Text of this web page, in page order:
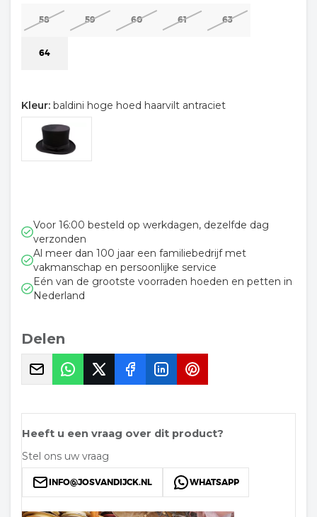
58 59 60 61 63
64
Kleur: baldini hoge hoed haarvilt antraciet
Voor 16:00 besteld op werkdagen, dezelfde dag
verzonden
Al meer dan 100 jaar een familiebedrijf met
vakmanschap en persoonlijke service
Eén van de grootste voorraden hoeden en petten in
Nederland
Delen
Heeft u een vraag over dit product?
Stel ons uw vraag
INFO@JOSVANDIJCK.NL WHATSAPP